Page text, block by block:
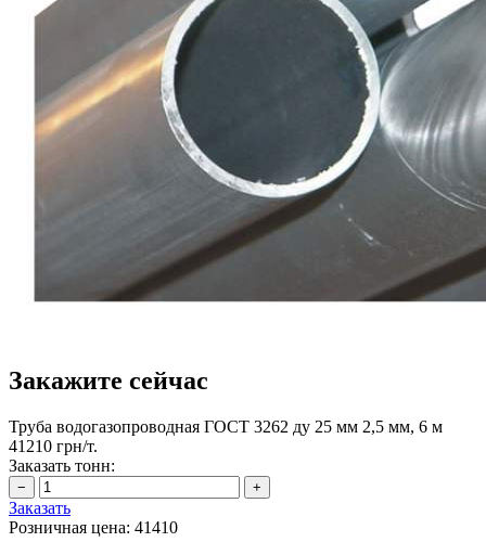
Закажите сейчас
Труба водогазопроводная ГОСТ 3262 ду 25 мм 2,5 мм, 6 м
41210 грн/т.
Заказать тонн:
Заказать
Розничная цена: 41410